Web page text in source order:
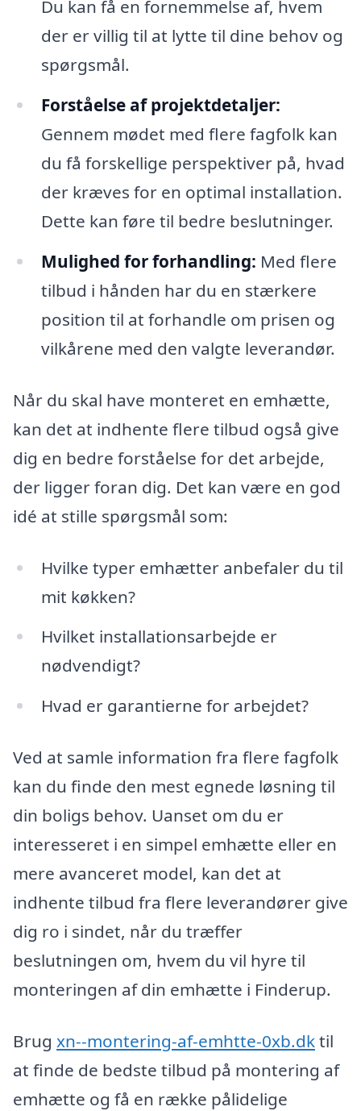
Du kan få en fornemmelse af, hvem
der er villig til at lytte til dine behov og
spørgsmål.
Forståelse af projektdetaljer:
Gennem mødet med flere fagfolk kan
du få forskellige perspektiver på, hvad
der kræves for en optimal installation.
Dette kan føre til bedre beslutninger.
Mulighed for forhandling: Med flere
tilbud i hånden har du en stærkere
position til at forhandle om prisen og
vilkårene med den valgte leverandør.
Når du skal have monteret en emhætte,
kan det at indhente flere tilbud også give
dig en bedre forståelse for det arbejde,
der ligger foran dig. Det kan være en god
idé at stille spørgsmål som:
Hvilke typer emhætter anbefaler du til
mit køkken?
Hvilket installationsarbejde er
nødvendigt?
Hvad er garantierne for arbejdet?
Ved at samle information fra flere fagfolk
kan du finde den mest egnede løsning til
din boligs behov. Uanset om du er
interesseret i en simpel emhætte eller en
mere avanceret model, kan det at
indhente tilbud fra flere leverandører give
dig ro i sindet, når du træffer
beslutningen om, hvem du vil hyre til
monteringen af din emhætte i Finderup.
Brug xn--montering-af-emhtte-0xb.dktil
at finde de bedste tilbud på montering af
emhætte og få en række pålidelige